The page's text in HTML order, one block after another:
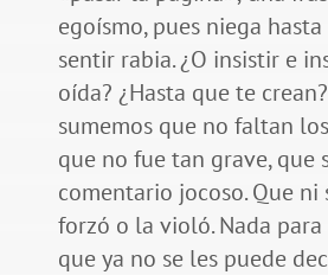
egoísmo, pues niega
sentir rabia. ¿O insistir e
oída? ¿Hasta que te
sumemos que no faltan
que no fue tan grave, que
comentario jocoso. Que ni
forzó o la violó. Nada para
que ya no se les puede